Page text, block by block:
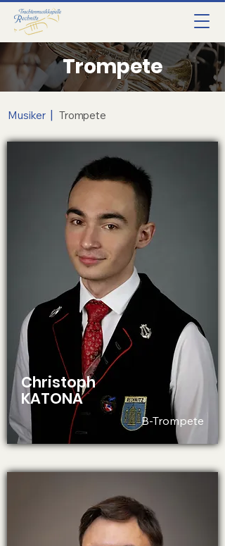
Trompete
Musiker | Trompete
Christoph
KATONA
B-Trompete